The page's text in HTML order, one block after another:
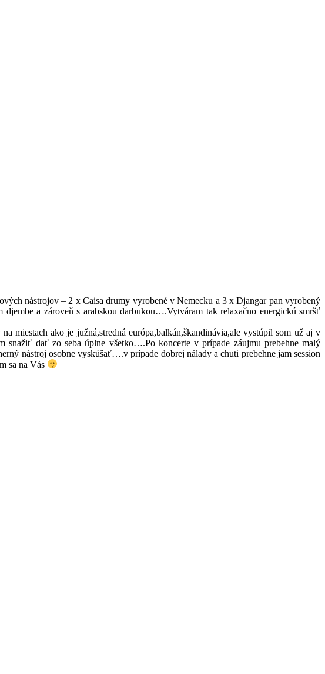
nástrojov – 2 x Caisa drumy vyrobené v Nemecku a 3 x Djangar pan vyrobený
a zároveň s arabskou darbukou….Vytváram tak relaxačno energickú smršť
miestach ako je južná,stredná európa,balkán,škandinávia,ale vystúpil som už aj v
dať zo seba úplne všetko….Po koncerte v prípade záujmu prebehne malý
nástroj osobne vyskúšať….v prípade dobrej nálady a chuti prebehne jam session
sa na Vás